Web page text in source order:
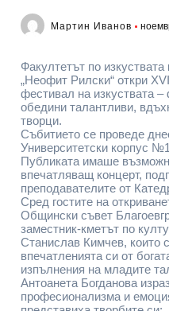
Мартин Иванов
Факултетът по
„Неофит Рилски“ откри
фестивал на изкуствата –
обедини талантливи,
творци.
Събитието се проведе
Университетски корпус
Публиката имаше
впечатляващ концерт,
преподавателите от
Сред гостите на
Общински съвет
заместник-кметът по
Станислав Кимчев, които
впечатленията си от
изпълнения на младите
Антоанета Богданова
професионализма и